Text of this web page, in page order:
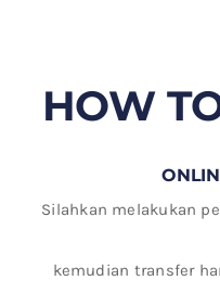
HOW
Silahkan melakukan
kemudian transfer